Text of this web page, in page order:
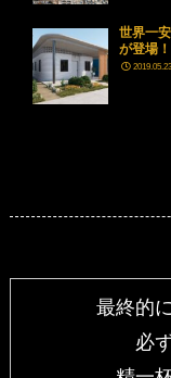
世界一
が登場！
2019.05.23
最終的
必